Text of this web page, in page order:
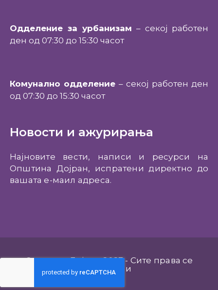
Одделение за урбанизам – секој работен
ден од 07:30 до 15:30 часот
Комунално одделение – секој работен ден
од 07:30 до 15:30 часот
Новости и ажурирања
Најновите вести, написи и ресурси на
Општина Дојран, испратени директно до
вашата е-маил адреса.
Општина Дојран 2023 - Сите права се
задржани